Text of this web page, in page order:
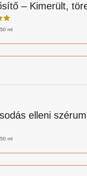
– Kimerült,
50 ml
elleni
50 ml